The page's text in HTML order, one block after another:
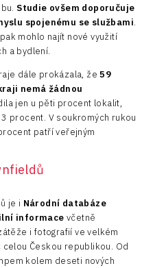
Studie ovšem doporučuje
spojenému se službami.
mohlo najít nové využití
a bydlení.
dále prokázala, že59
nemá žádnou
jen u pěti procent lokalit,
procent. V soukromých rukou
patří veřejným
je i Národní databáze
informace včetně
i fotografií ve velkém
Českou republikou. Od
kolem deseti nových